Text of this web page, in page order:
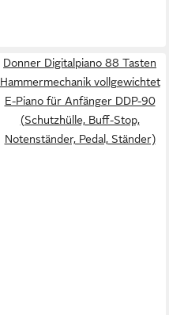
Donner Digitalpiano 88 Tasten
Hammermechanik vollgewichtet
E-Piano für Anfänger DDP-90
(Schutzhülle, Buff-Stop,
Notenständer, Pedal, Ständer)